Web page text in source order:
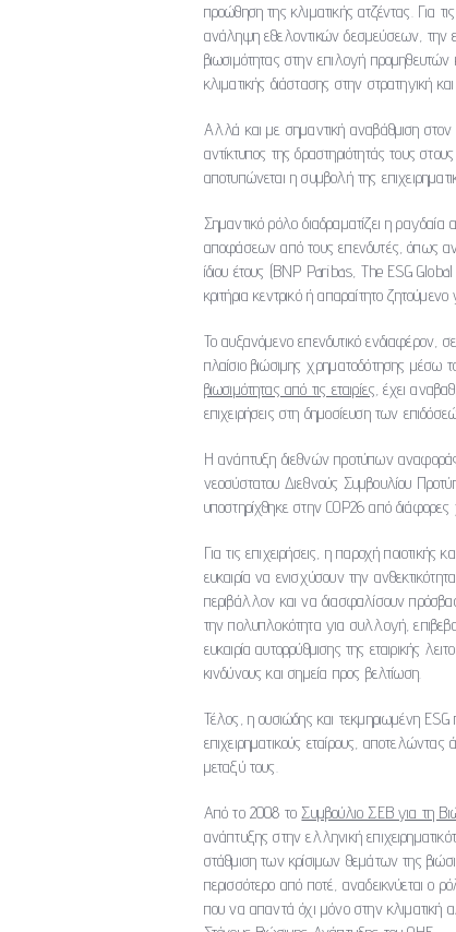
προώθηση της κλιματικής ατζέντας. Για
ανάληψη εθελοντικών δεσμεύσεων, την
βιωσιμότητας στην επιλογή
κλιματικής διάστασης στην στρατηγική
Αλλά και με σημαντική αναβάθμιση στον
αντίκτυπος της δραστηριότητάς τους
αποτυπώνεται η συμβολή της
Σημαντικό ρόλο διαδραματίζει η
αποφάσεων από τους επενδυτές, όπως
ίδιου έτους (BNP Paribas, The ESG
κριτήρια κεντρικό ή απαραίτητο
Το αυξανόμενο επενδυτικό ενδιαφέρον,
πλαίσιο βιώσιμης χρηματοδότησης μέσω
βιωσιμότητας από τις εταιρίες, έχει
επιχειρήσεις στη δημοσίευση των
Η ανάπτυξη διεθνών προτύπων
νεοσύστατου Διεθνούς Συμβουλίου
υποστηρίχθηκε στην COP26 από
Για τις επιχειρήσεις, η παροχή
ευκαιρία να ενισχύσουν την
περιβάλλον και να διασφαλίσουν
την πολυπλοκότητα για συλλογή,
ευκαιρία αυτορρύθμισης της εταιρικής
κινδύνους και σημεία προς βελτίωση.
Τέλος, η ουσιώδης και τεκμηριωμένη
επιχειρηματικούς εταίρους,
μεταξύ τους.
Από το 2008 τοΣυμβούλιο ΣΕΒ για τη
ανάπτυξης στην ελληνική
στάθμιση των κρίσιμων θεμάτων της
περισσότερο από ποτέ, αναδεικνύεται ο
που να απαντά όχι μόνο στην κλιματική